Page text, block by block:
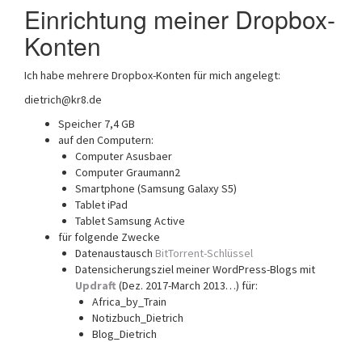
Einrichtung meiner Dropbox-
Konten
Ich habe mehrere Dropbox-Konten für mich angelegt:
dietrich@kr8.de
Speicher 7,4 GB
auf den Computern:
Computer Asusbaer
Computer Graumann2
Smartphone (Samsung Galaxy S5)
Tablet iPad
Tablet Samsung Active
für folgende Zwecke
Datenaustausch BitTorrent-Schlüssel
Datensicherungsziel meiner WordPress-Blogs mit
Updraft(Dez. 2017-March 2013…) für:
Africa_by_Train
Notizbuch_Dietrich
Blog_Dietrich